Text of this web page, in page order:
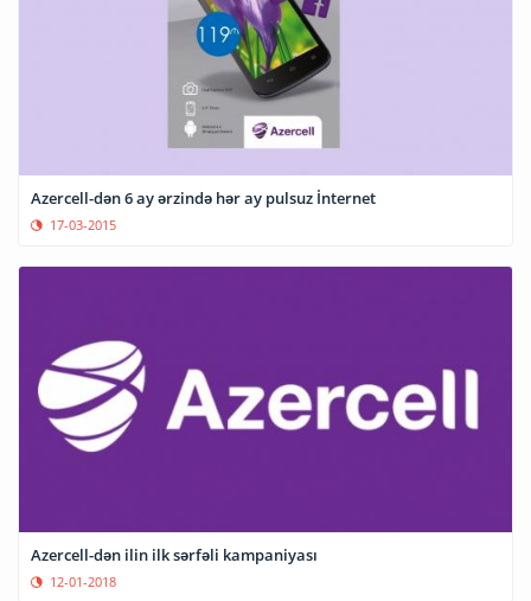
Azercell-dən 6 ay ərzində hər ay pulsuz İnternet
17-03-2015
Azercell-dən ilin ilk sərfəli kampaniyası
12-01-2018